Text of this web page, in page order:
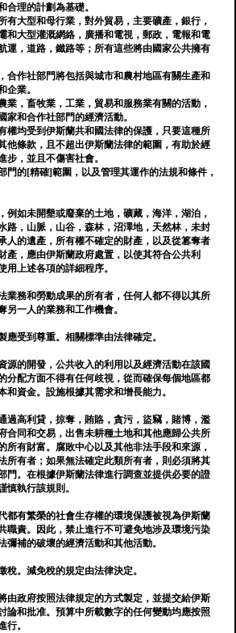
合理的計劃為基礎。
有大型和母行業，對外貿易，主要礦產，銀行，
和大型灌溉網絡，廣播和電視，郵政，電報和電
運，道路，鐵路等；所有這些將由國家公共擁有
合作社部門將包括與城市和農村地區有關生產和
企業。
業，畜牧業，工業，貿易和服務業有關的活動，
家和合作社部門的經濟活動。
權均受到伊斯蘭共和國法律的保護，只要這種所
他條款，且不超出伊斯蘭法律的範圍，有助於經
步，並且不傷害社會。
門的[精確]範圍，以及管理其運作的法規和條件，
例如未開墾或廢棄的土地，礦藏，海洋，湖泊，
路，山脈，山谷，森林，沼澤地，天然林，未封
人的遺產，所有權不確定的財產，以及從篡奪者
產，應由伊斯蘭政府處置，以使其符合公共利
用上述各項的詳細程序。
業務和勞動成果的所有者，任何人都不得以其所
另一人的業務和工作機會。
應受到尊重。相關標準由法律確定。
源的開發，公共收入的利用以及經濟活動在該國
分配方面不得有任何歧視，從而確保每個地區都
和資金。設施根據其需求和增長能力。
過高利貸，掠奪，賄賂，貪污，盜竊，賭博，濫
合同和交易，出售未耕種土地和其他應歸公共所
所有財富。腐敗中心以及其他非法手段和來源，
所有者；如果無法確定此類所有者，則必須將其
門。在根據伊斯蘭法律進行調查並提供必要的證
慎執行該規則。
都有繁榮的社會生存權的環境保護被視為伊斯蘭
職責。因此，禁止進行不可避免地涉及環境污染
彌補的破壞的經濟活動和其他活動。
稅。減免稅的規定由法律決定。
由政府按照法律規定的方式製定，並提交給伊斯
論和批准。預算中所載數字的任何變動均應按照
行。